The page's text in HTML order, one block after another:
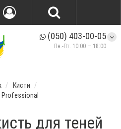
(050) 403-00-05
Пн.-Пт. 10:00 — 18:00
Кисти
Professional
для теней